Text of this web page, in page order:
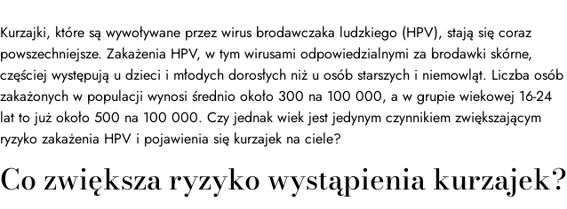
Kurzajki, które są wywoływane przez wirus brodawczaka ludzkiego (HPV), stają się coraz
powszechniejsze. Zakażenia HPV, w tym wirusami odpowiedzialnymi za brodawki skórne,
częściej występują u dzieci i młodych dorosłych niż u osób starszych i niemowląt. Liczba osób
zakażonych w populacji wynosi średnio około 300 na 100 000, a w grupie wiekowej 16-24
lat to już około 500 na 100 000. Czy jednak wiek jest jedynym czynnikiem zwiększającym
ryzyko zakażenia HPV i pojawienia się kurzajek na ciele?
Co zwiększa ryzyko wystąpienia kurzajek?